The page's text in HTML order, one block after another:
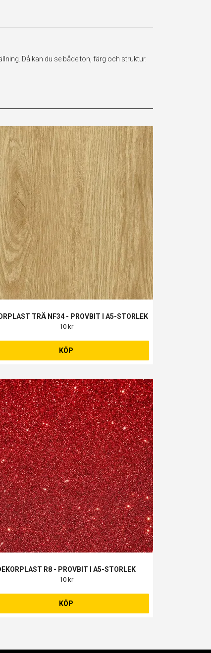
Då kan du se både ton, färg och struktur.
TRÄ NF34 - PROVBIT I A5-STORLEK
10 kr
KÖP
R8 - PROVBIT I A5-STORLEK
10 kr
KÖP